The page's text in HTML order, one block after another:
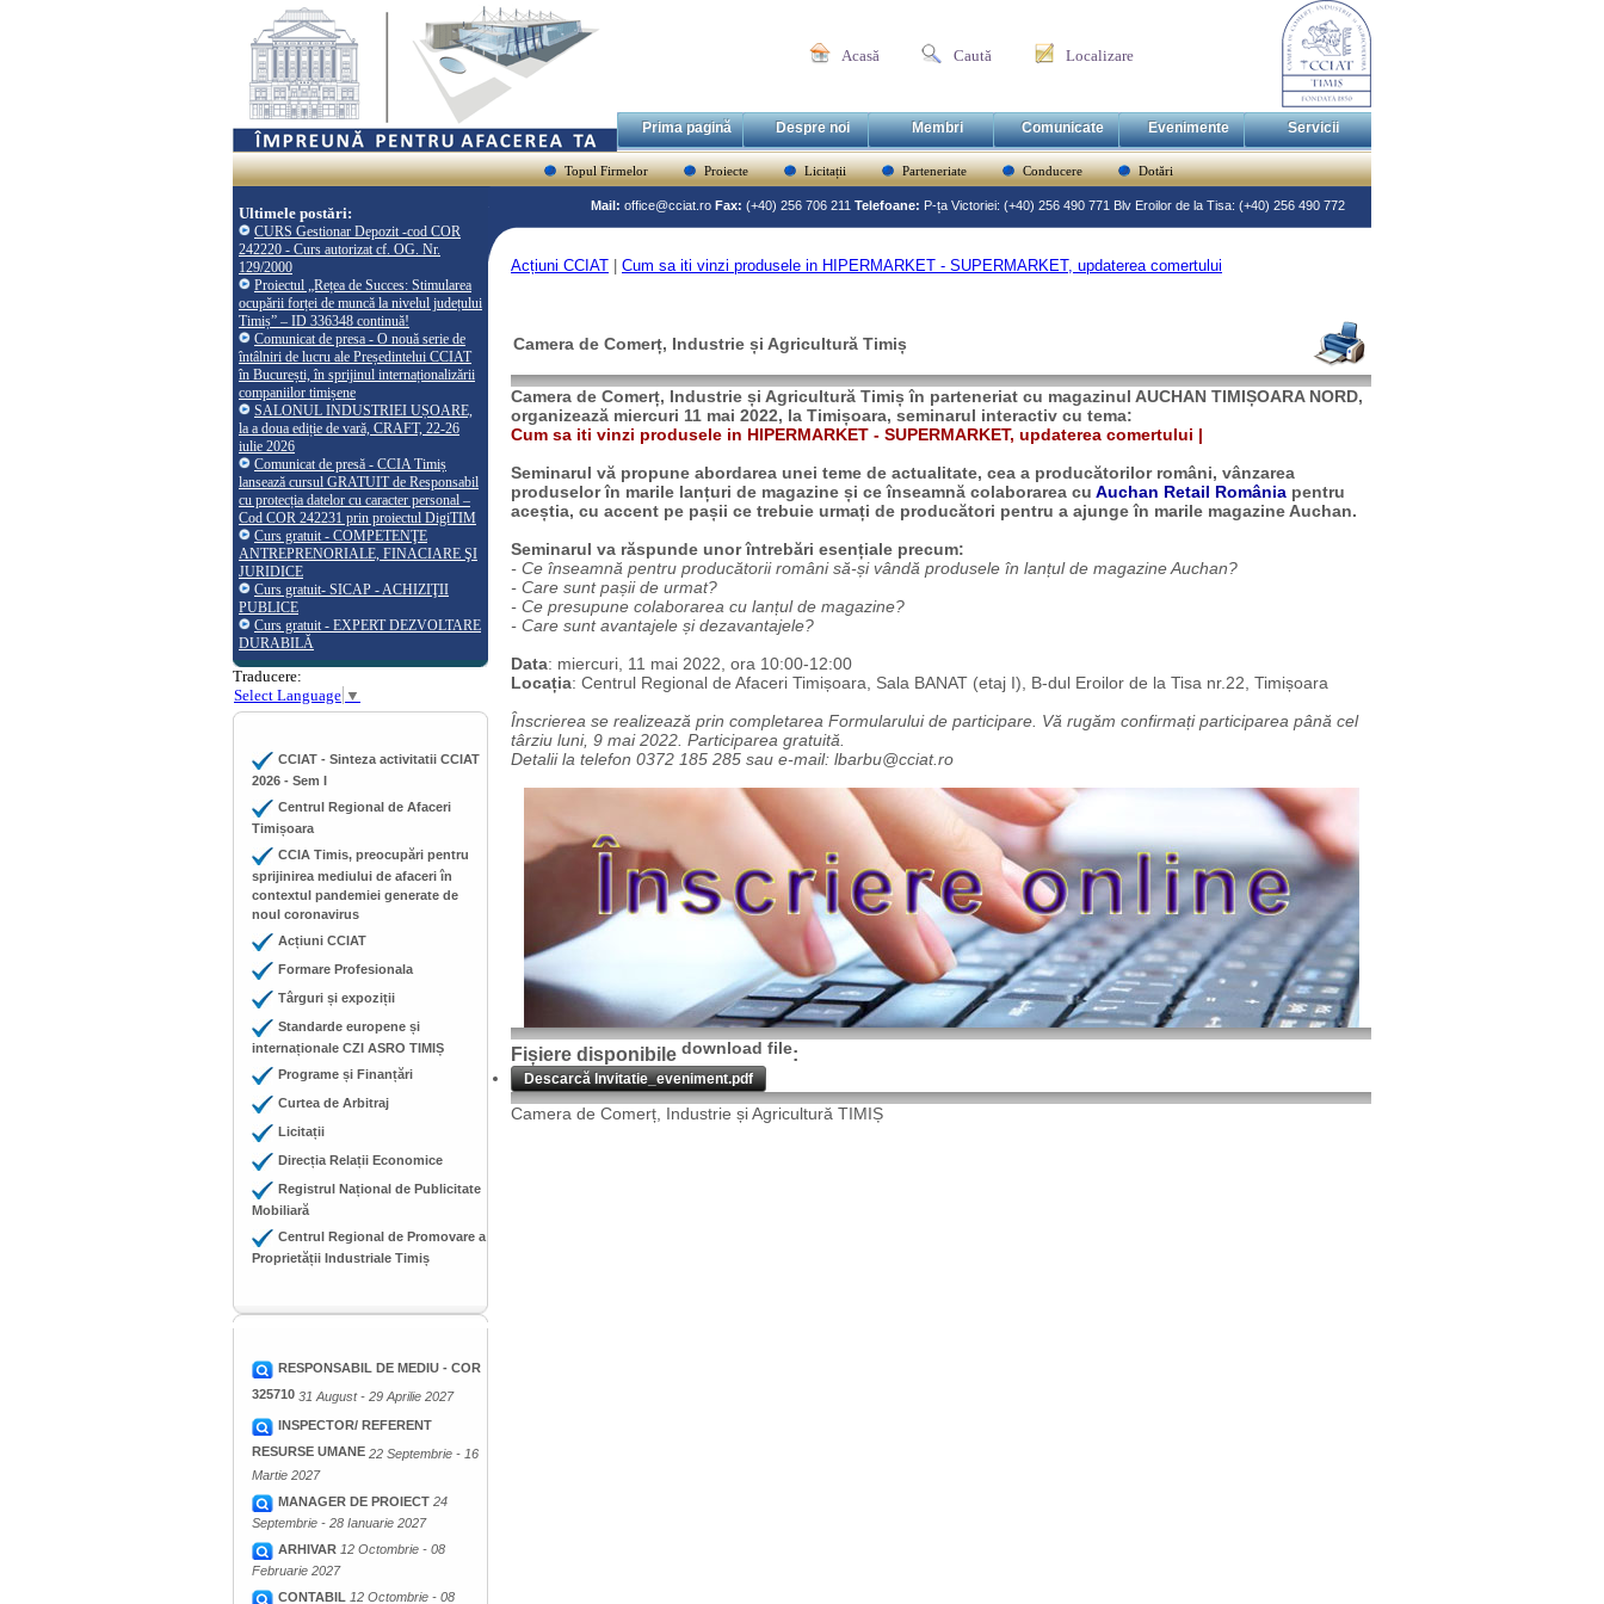
Acasă Caută Localizare
Prima pagină Despre noi Membri Comunicate Evenimente Servicii
Topul Firmelor Proiecte Licitații Parteneriate Conducere Dotări
Ultimele postări:
CURS Gestionar Depozit -cod COR
242220 - Curs autorizat cf. OG. Nr.
129/2000
Proiectul „Rețea de Succes: Stimularea
ocupării forței de muncă la nivelul județului
Timiș” – ID 336348 continuă!
Comunicat de presa - O nouă serie de
întâlniri de lucru ale Președintelui CCIAT
în București, în sprijinul internaționalizării
companiilor timișene
SALONUL INDUSTRIEI UȘOARE,
la a doua ediție de vară, CRAFT, 22-26
iulie 2026
Comunicat de presă - CCIA Timiș
lansează cursul GRATUIT de Responsabil
cu protecția datelor cu caracter personal –
Cod COR 242231 prin proiectul DigiTIM
Curs gratuit - COMPETENŢE
ANTREPRENORIALE, FINACIARE ŞI
JURIDICE
Curs gratuit- SICAP - ACHIZIŢII
PUBLICE
Curs gratuit - EXPERT DEZVOLTARE
DURABILĂ
Traducere:
Select Language ▼
CCIAT - Sinteza activitatii CCIAT
2026 - Sem I
Centrul Regional de Afaceri
Timișoara
CCIA Timis, preocupări pentru
sprijinirea mediului de afaceri în
contextul pandemiei generate de
noul coronavirus
Acțiuni CCIAT
Formare Profesionala
Târguri și expoziții
Standarde europene și
internaționale CZI ASRO TIMIȘ
Programe și Finanțări
Curtea de Arbitraj
Licitații
Direcția Relații Economice
Registrul Național de Publicitate
Mobiliară
Centrul Regional de Promovare a
Proprietății Industriale Timiș
RESPONSABIL DE MEDIU - COR
325710 31 August - 29 Aprilie 2027
INSPECTOR/ REFERENT
RESURSE UMANE 22 Septembrie - 16
Martie 2027
MANAGER DE PROIECT 24
Septembrie - 28 Ianuarie 2027
ARHIVAR 12 Octombrie - 08
Februarie 2027
CONTABIL 12 Octombrie - 08
Mail: office@cciat.ro Fax: (+40) 256 706 211 Telefoane: P-ța Victoriei: (+40) 256 490 771 Blv Eroilor de la Tisa: (+40) 256 490 772
Acțiuni CCIAT Cum sa iti vinzi produsele in HIPERMARKET - SUPERMARKET, updaterea comertului
Camera de Comerț, Industrie și Agricultură Timiș
Camera de Comerț, Industrie și Agricultură Timiș în parteneriat cu magazinul AUCHAN TIMIȘOARA NORD,
organizează miercuri 11 mai 2022, la Timișoara, seminarul interactiv cu tema:
Cum sa iti vinzi produsele in HIPERMARKET - SUPERMARKET, updaterea comertului |
Seminarul vă propune abordarea unei teme de actualitate, cea a producătorilor români, vânzarea
produselor în marile lanțuri de magazine și ce înseamnă colaborarea cu Auchan Retail România pentru
aceștia, cu accent pe pașii ce trebuie urmați de producători pentru a ajunge în marile magazine Auchan.
Seminarul va răspunde unor întrebări esențiale precum:
- Ce înseamnă pentru producătorii români să-și vândă produsele în lanțul de magazine Auchan?
- Care sunt pașii de urmat?
- Ce presupune colaborarea cu lanțul de magazine?
- Care sunt avantajele și dezavantajele?
Data: miercuri, 11 mai 2022, ora 10:00-12:00
Locația: Centrul Regional de Afaceri Timișoara, Sala BANAT (etaj I), B-dul Eroilor de la Tisa nr.22, Timișoara
Înscrierea se realizează prin completarea Formularului de participare. Vă rugăm confirmați participarea până cel
târziu luni, 9 mai 2022. Participarea gratuită.
Detalii la telefon 0372 185 285 sau e-mail: lbarbu@cciat.ro
Fișiere disponibile download file:
Descarcă Invitatie_eveniment.pdf
Camera de Comerț, Industrie și Agricultură TIMIȘ